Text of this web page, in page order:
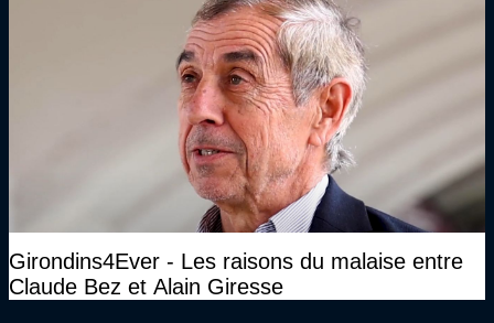
Girondins4Ever - Les raisons du malaise entre
Claude Bez et Alain Giresse